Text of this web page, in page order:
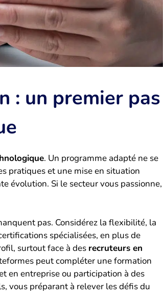
: un premier pas
. Un programme adapté ne se
pratiques et une mise en situation
évolution. Si le secteur vous passionne,
pas. Considérez la flexibilité, la
spécialisées, en plus de
surtout face à des recruteurs en
peut compléter une formation
en entreprise ou participation à des
vous préparant à relever les défis du